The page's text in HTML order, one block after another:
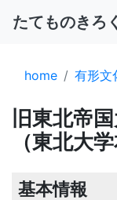
たてものきろく
home 有形文
旧東北帝
（東北大
基本情報
南三陸町民俗資料館